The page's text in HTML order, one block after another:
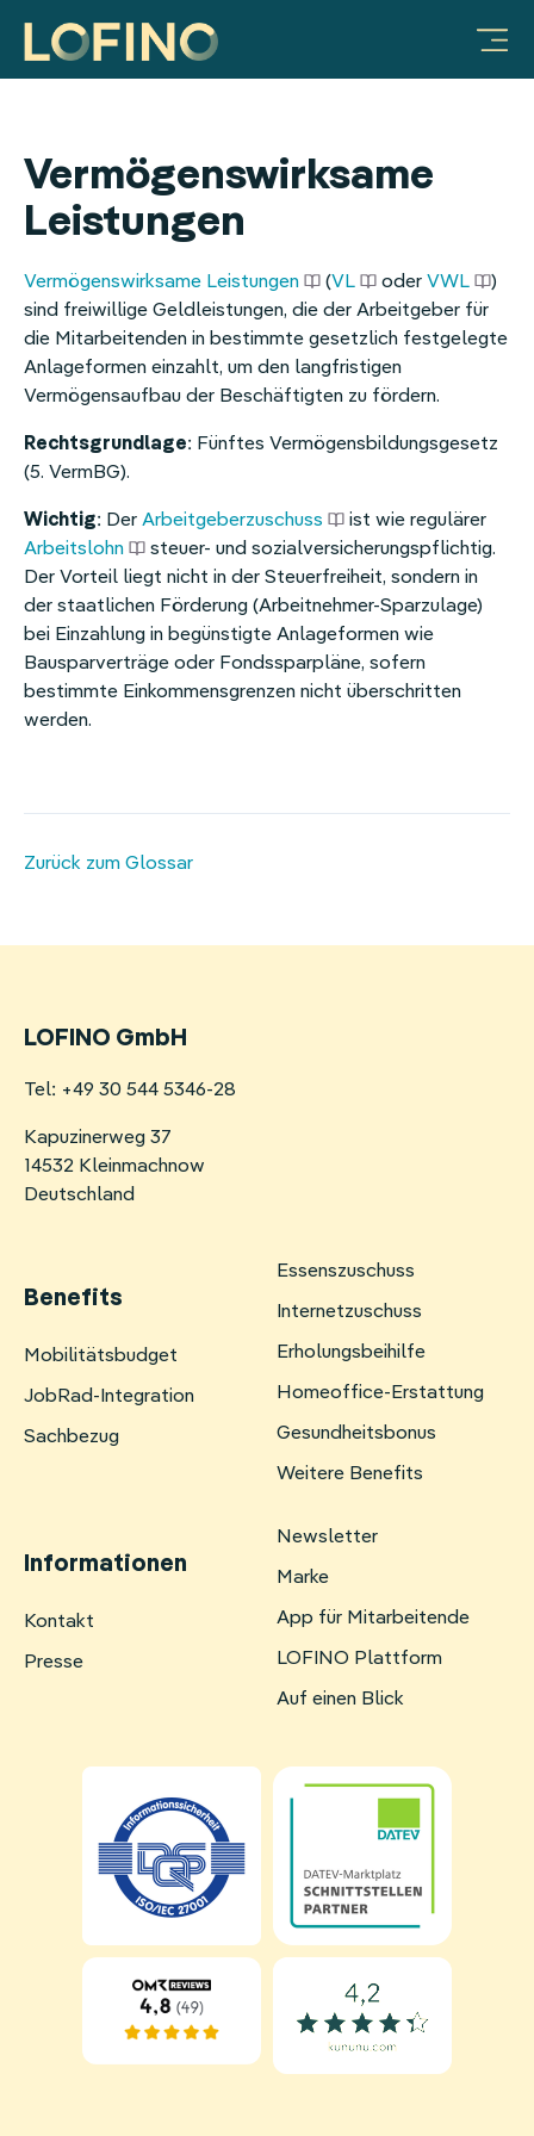
Vermögenswirksame
Leistungen
Vermögenswirksame Leistungen (VL oder VWL
)
sind freiwillige Geldleistungen, die der Arbeitgeber für
die Mitarbeitenden in bestimmte gesetzlich festgelegte
Anlageformen einzahlt, um den langfristigen
Vermögensaufbau der Beschäftigten zu fördern.
Rechtsgrundlage: Fünftes Vermögensbildungsgesetz
(5. VermBG).
Wichtig: Der Arbeitgeberzuschuss
ist wie regulärer
Arbeitslohn
steuer- und sozialversicherungspflichtig.
Der Vorteil liegt nicht in der Steuerfreiheit, sondern in
der staatlichen Förderung (Arbeitnehmer-Sparzulage)
bei Einzahlung in begünstigte Anlageformen wie
Bausparverträge oder Fondssparpläne, sofern
bestimmte Einkommensgrenzen nicht überschritten
werden.
Zurück zum Glossar
LOFINO GmbH
Tel: +49 30 544 5346-28
Kapuzinerweg 37
14532 Kleinmachnow
Deutschland
Benefits
Navigation
überspringen
Mobilitätsbudget
JobRad-Integration
Sachbezug
Essenszuschuss
Internetzuschuss
Erholungsbeihilfe
Homeoffice-Erstattung
Gesundheitsbonus
Weitere Benefits
Informationen
Navigation
Kontakt
Presse
Newsletter
Marke
App für Mitarbeitende
LOFINO Plattform
Auf einen Blick
Produkte & Lösungen
Mobilitätsbudget
Essenszuschuss
Internetzuschuss
Erholungsbeihilfe
Gesundheitsbonus
Homeoffice-Erstattung
Weitere Benefits
Mobilitätsbudget
Warum LOFINO?
App für Mitarbeitende
Services
Integrationen
Vorteile für Unternehmen
Lohnkostenoptimierung
Unternehmen
Arbeiten bei LOFINO
Ratgeber
Mobilitätsbudget
Erholungsbeihilfe
Internetpauschale
HR
Mitarbeiter-Benefits
FAQ & Hilfe